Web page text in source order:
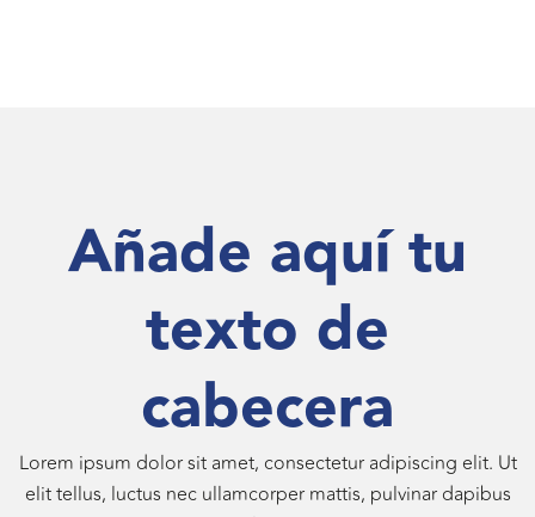
Añade aquí tu
texto de
cabecera
Lorem ipsum dolor sit amet, consectetur adipiscing elit. Ut
elit tellus, luctus nec ullamcorper mattis, pulvinar dapibus